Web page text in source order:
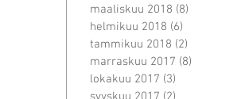
maaliskuu 2018 (8)
helmikuu 2018 (6)
tammikuu 2018 (2)
marraskuu 2017 (8)
lokakuu 2017 (3)